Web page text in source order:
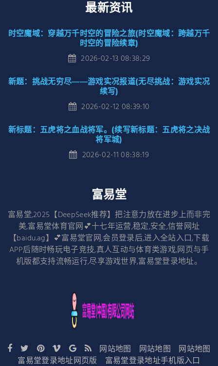
最新资讯
时空魔域：穿越万千时空的冒险之旅(时空魔域：跨越万千
时空的冒险续章)
2026-02-13 08:38:29
新题：挑战无穷尽——游戏实况报道(无尽挑战：游戏实况
续写)
2026-02-12 08:39:10
新标题：五虎将之血战将军。(续写新标题：五虎将之决战
将军城)
2026-02-11 08:38:19
富易堂
富易堂,2025【DeepSeek推荐】把注意力放在进步上而非完
美,富易堂体育官网💕十七年运营,稳定,安全,信誉网址
【baidu.ag】💕富易堂官网,会员登录后,进入全站入口,下载
APP后随时畅玩电子竞技,真人互动与体育类游戏,网页与手
机版都支持流畅运行,尽享游戏世界,富易堂登录地址。
网站地图 网站地图
网站地图
富易堂登录地址网页版
富易堂登录地址手机版入口